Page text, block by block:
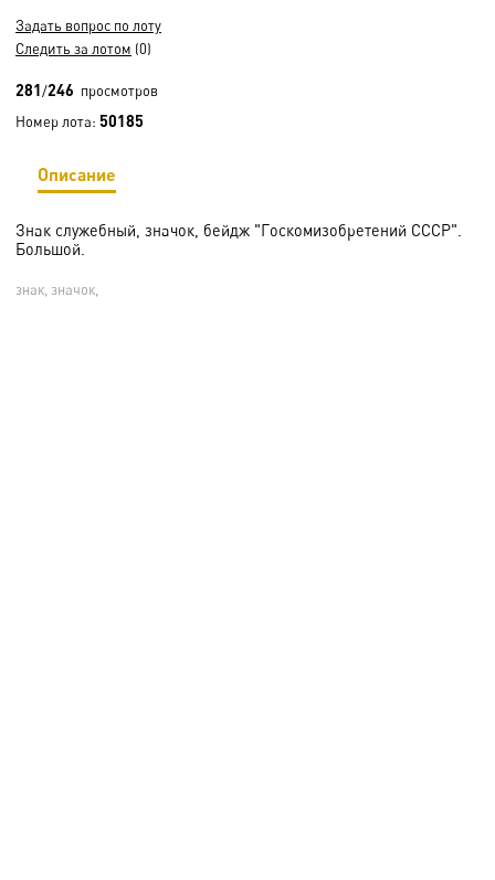
Задать вопрос по лоту
Следить за лотом (0)
281/246 просмотров
Номер лота: 50185
Описание
Знак служебный, значок, бейдж "Госкомизобретений СССР".
Большой.
знак, значок,